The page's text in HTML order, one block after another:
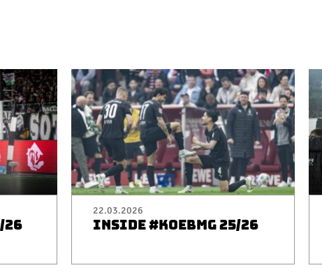
26
22.03.2026
INSIDE #KOEBMG 25/26